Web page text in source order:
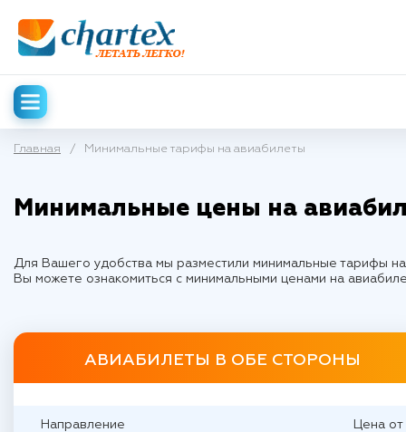
Главная / Минимальные тарифы на авиабилеты
Минимальные цены на
Для Вашего удобства мы разместили минимальные тарифы
Вы можете ознакомиться с минимальными ценами на
АВИАБИЛЕТЫ В ОБЕ СТОРОНЫ
Направление Цена от